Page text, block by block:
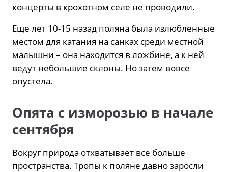
концерты в крохотном селе не проводили.
Еще лет 10-15 назад поляна была излюбленные
местом для катания на санках среди местной
малышни – она находится в ложбине, а к ней
ведут небольшие склоны. Но затем вовсе
опустела.
Опята с изморозью в начале
сентября
Вокруг природа отхватывает все больше
пространства. Тропы к поляне давно заросли